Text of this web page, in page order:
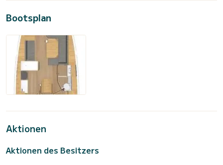
Bootsplan
Aktionen
Aktionen des Besitzers